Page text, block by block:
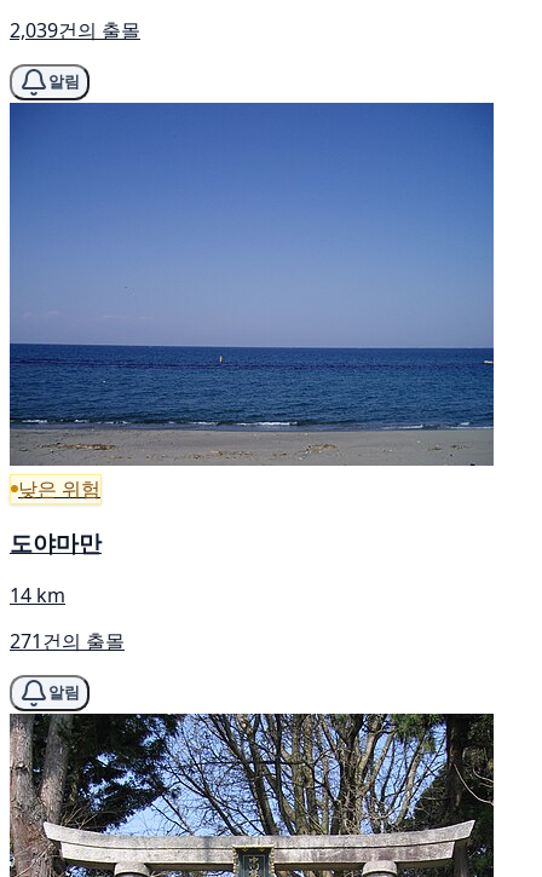
2,039건의 출몰
알림
낮은 위험
도야마만
14 km
271건의 출몰
알림